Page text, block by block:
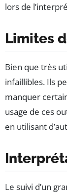
lors de
Limites
Bien que très
infaillibles. Ils
manquer
usage de ces
en utilisant
Le suivi d’un